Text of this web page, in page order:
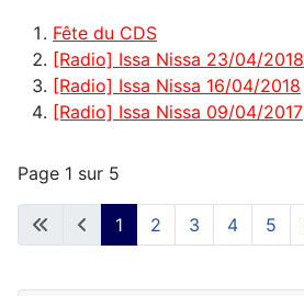
Fête du CDS
[Radio] Issa Nissa 23/04/2018
[Radio] Issa Nissa 16/04/2018
[Radio] Issa Nissa 09/04/2017
Page 1 sur 5
1 2 3 4 5